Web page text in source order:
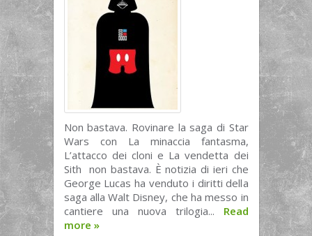
Non bastava. Rovinare la saga di Star
Wars con La minaccia fantasma,
L’attacco dei cloni e La vendetta dei
Sith non bastava. È notizia di ieri che
George Lucas ha venduto i diritti della
saga alla Walt Disney, che ha messo in
cantiere una nuova trilogia... Read
more »